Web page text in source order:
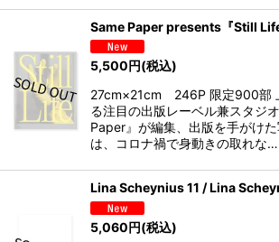
Same Paper presents『Still Life
5,500円(税込)
27cm×21cm 246P 限定900部
る注目の出版レーベル兼スタジ
Paper』が編集、出版を手がけ
は、コロナ禍で身動きの取れな…
Lina Scheynius 11 / Lina
5,060円(税込)